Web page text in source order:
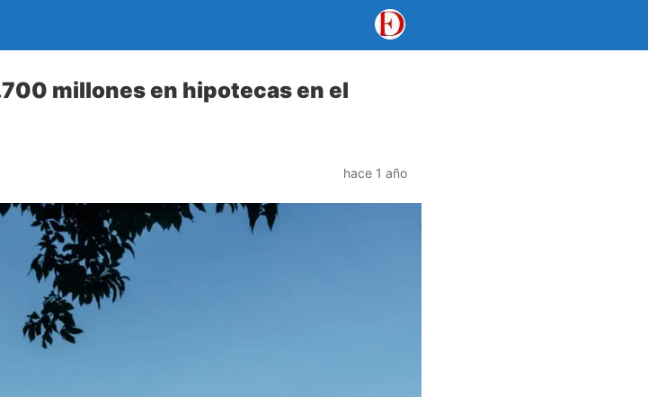
millones en hipotecas en el
hace 1 año